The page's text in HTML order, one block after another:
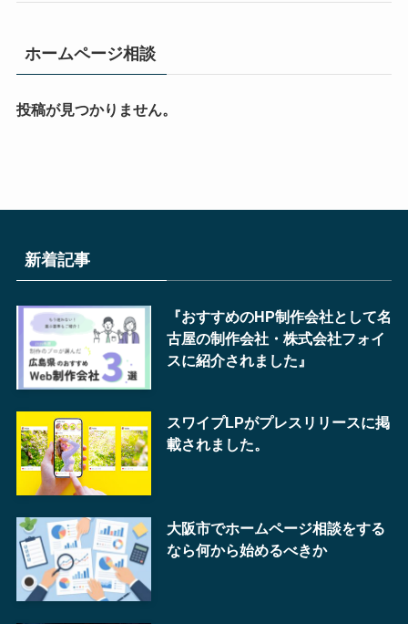
ホームページ相談
投稿が見つかりません。
新着記事
『おすすめのHP制作会社として名
古屋の制作会社・株式会社フォイ
スに紹介されました』
スワイプLPがプレスリリースに掲
載されました。
大阪市でホームページ相談をする
なら何から始めるべきか